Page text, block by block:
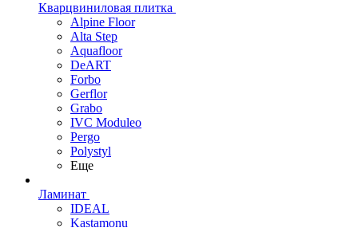
Кварцвиниловая плитка
Alpine Floor
Alta Step
Aquafloor
DeART
Forbo
Gerflor
Grabo
IVC Moduleo
Pergo
Polystyl
Еще
Ламинат
IDEAL
Kastamonu